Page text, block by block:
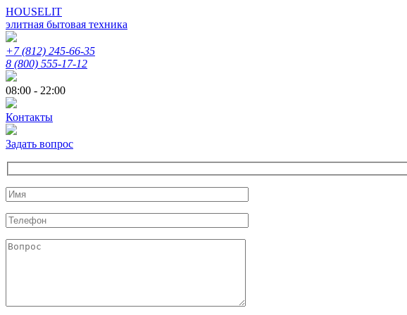
HOUSELIT
элитная бытовая техника
+7 (812) 245-66-35
8 (800) 555-17-12
08:00 - 22:00
Контакты
Задать вопрос